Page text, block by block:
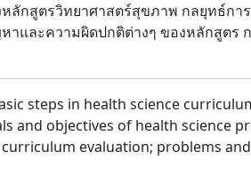
กสูตรวิทยาศาสตร์สุขภาพ กลยุทธ์กา
และความผิดปกติต่างๆ ของหลักสูต
steps in health science
and objectives of health science
evaluation; problems